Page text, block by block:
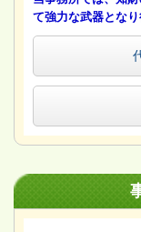
て強力な武器となり